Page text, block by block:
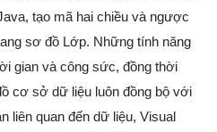
tạo mã hai chiều và ngược
sơ đồ Lớp. Những tính năng
gian và công sức, đồng thời
cơ sở dữ liệu luôn đồng bộ với
liên quan đến dữ liệu, Visual